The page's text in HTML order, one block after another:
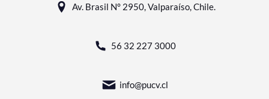
Av. Brasil N° 2950, Valparaíso, Chile.
56 32 227 3000
info@pucv.cl